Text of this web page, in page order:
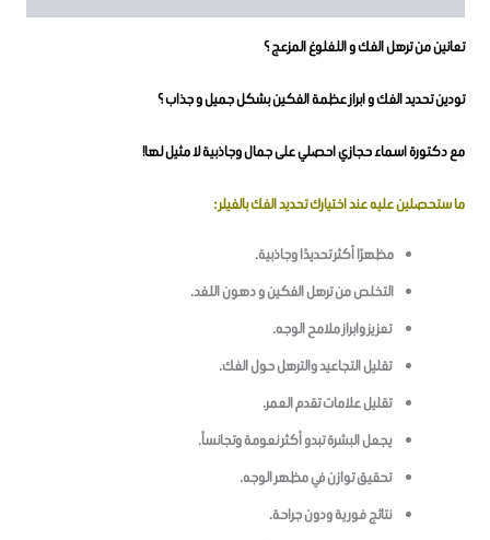
تعانين من ترهل الفك و اللغلوغ المزعج ؟
تودين تحديد الفك و ابراز عظمة الفكين بشكل جميل و جذاب ؟
مع دكتورة اسماء حجازي احصلي على جمال وجاذبية لا مثيل لها!
ما ستحصلين عليه عند اختيارك تحديد الفك بالفيلر :
مظهرًا أكثر تحديدًا وجاذبية.
التخلص من ترهل الفكين و دهون اللغد.
تعزيز وابراز ملامح الوجه.
تقليل التجاعيد والترهل حول الفك.
تقليل علامات تقدم العمر.
يجعل البشرة تبدو أكثر نعومة وتجانساً.
تحقيق توازن في مظهر الوجه.
نتائج فورية ودون جراحة.